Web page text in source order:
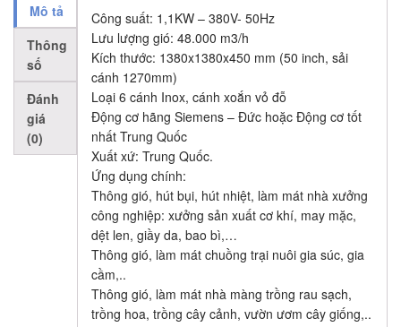
Mô tả
Thông
số
Đánh
giá
(0)
Công suất: 1,1KW – 380V- 50Hz
Lưu lượng gió: 48.000 m3/h
Kích thước: 1380x1380x450 mm (50 inch, sải
cánh 1270mm)
Loại 6 cánh Inox, cánh xoắn vỏ đỗ
Động cơ hãng Siemens – Đức hoặc Động cơ tốt
nhất Trung Quốc
Xuất xứ: Trung Quốc.
Ứng dụng chính:
Thông gió, hút bụi, hút nhiệt, làm mát nhà xưởng
công nghiệp: xưởng sản xuất cơ khí, may mặc,
dệt len, giầy da, bao bì,…
Thông gió, làm mát chuồng trại nuôi gia súc, gia
cầm,..
Thông gió, làm mát nhà màng trồng rau sạch,
trồng hoa, trồng cây cảnh, vườn ươm cây giống,..